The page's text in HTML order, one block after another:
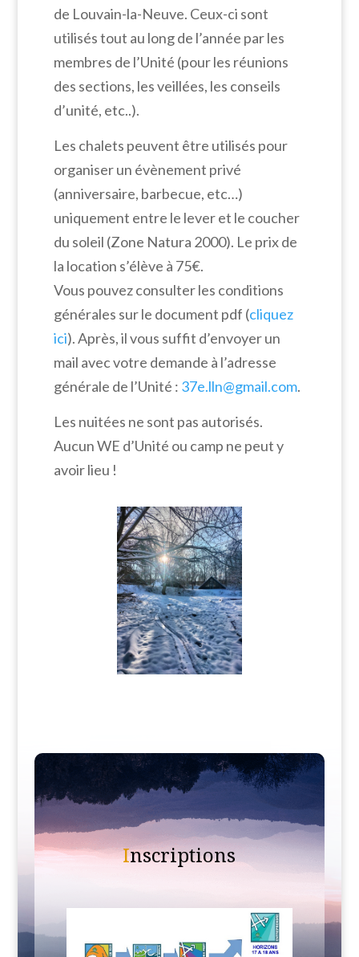
de Louvain-la-Neuve. Ceux-ci sont
utilisés tout au long de l’année par les
membres de l’Unité (pour les réunions
des sections, les veillées, les conseils
d’unité, etc..).
Les chalets peuvent être utilisés pour
organiser un évènement privé
(anniversaire, barbecue, etc…)
uniquement entre le lever et le coucher
du soleil (Zone Natura 2000). Le prix de
la location s’élève à 75€.
Vous pouvez consulter les conditions
générales sur le document pdf (cliquez
ici). Après, il vous suffit d’envoyer un
mail avec votre demande à l’adresse
générale de l’Unité : 37e.lln@gmail.com.
Les nuitées ne sont pas autorisés.
Aucun WE d’Unité ou camp ne peut y
avoir lieu !
Inscriptions